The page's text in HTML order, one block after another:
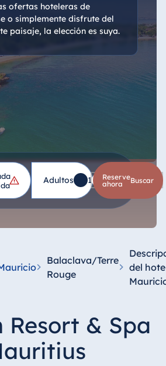
ofertas hoteleras de
o simplemente disfrute del
paisaje, la elección es suya.
Adultos 1 Niños 0
Reserve
ahora
buscar
Balaclava/Terre
Rouge
del
& Spa